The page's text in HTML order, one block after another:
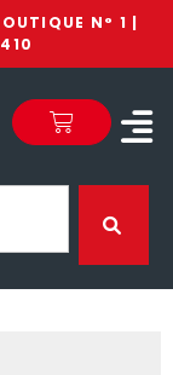
N° 1 |